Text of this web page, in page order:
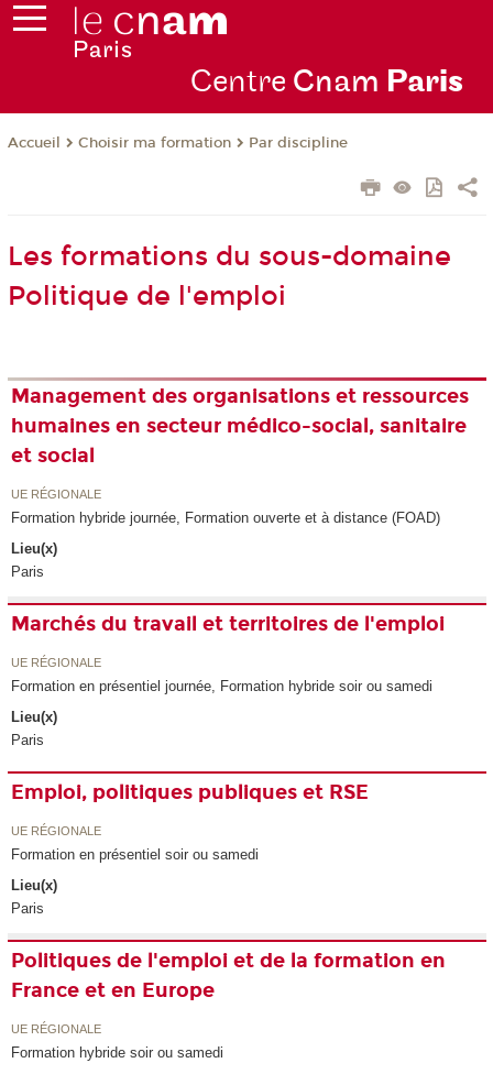
Centre Cnam Paris
Accueil Choisir ma formation Par discipline
Les formations du sous-domaine
Politique de l'emploi
Management des organisations et ressources
humaines en secteur médico-social, sanitaire
et social
UE RÉGIONALE
Formation hybride journée, Formation ouverte et à distance (FOAD)
Lieu(x)
Paris
Marchés du travail et territoires de l'emploi
UE RÉGIONALE
Formation en présentiel journée, Formation hybride soir ou samedi
Lieu(x)
Paris
Emploi, politiques publiques et RSE
UE RÉGIONALE
Formation en présentiel soir ou samedi
Lieu(x)
Paris
Politiques de l'emploi et de la formation en
France et en Europe
UE RÉGIONALE
Formation hybride soir ou samedi